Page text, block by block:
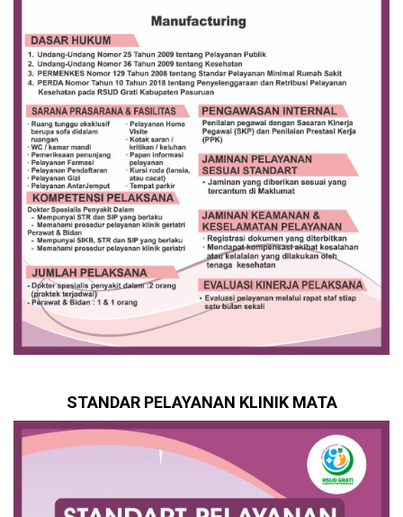
STANDAR PELAYANAN KLINIK MATA